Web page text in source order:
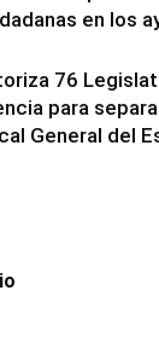
en los
76
para
General del